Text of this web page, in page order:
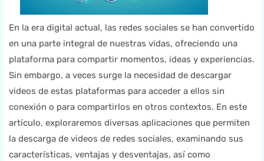
En la era digital actual, las redes sociales se han convertido
en una parte integral de nuestras vidas, ofreciendo una
plataforma para compartir momentos, ideas y experiencias.
Sin embargo, a veces surge la necesidad de descargar
videos de estas plataformas para acceder a ellos sin
conexión o para compartirlos en otros contextos. En este
artículo, exploraremos diversas aplicaciones que permiten
la descarga de videos de redes sociales, examinando sus
características, ventajas y desventajas, así como